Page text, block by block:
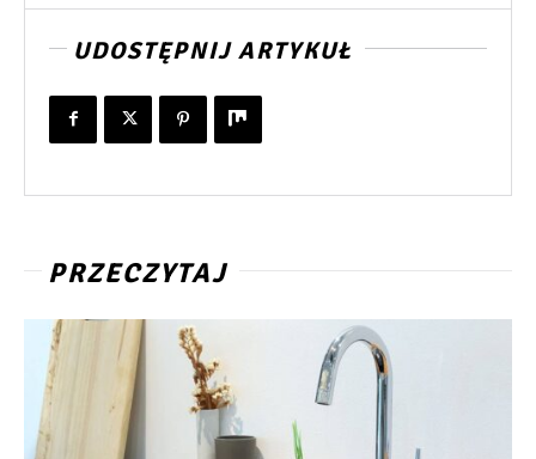
UDOSTĘPNIJ ARTYKUŁ
PRZECZYTAJ